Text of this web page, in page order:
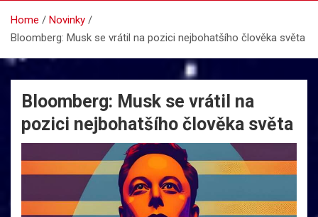
Home
Novinky
Bloomberg: Musk se vrátil na pozici nejbohatšího člověka světa
Bloomberg: Musk se vrátil na
pozici nejbohatšího člověka světa